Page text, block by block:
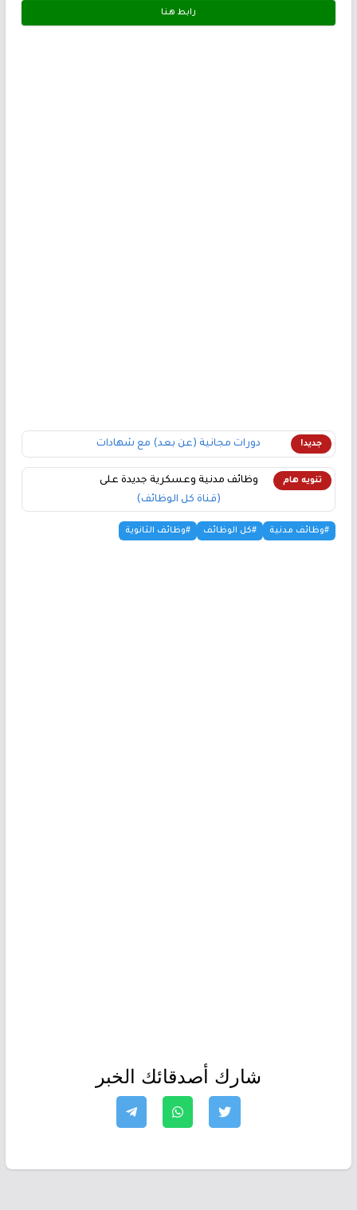
رابط هـنـا
جديد! دورات مجانية (عن بعد) مع شهادات
تنويه هام
وظائف مدنية وعسكرية جديدة على
(قناة كل الوظائف)
#وظائف مدنية #كل الوظائف #وظائف الثانوية
شارك أصدقائك الخبر